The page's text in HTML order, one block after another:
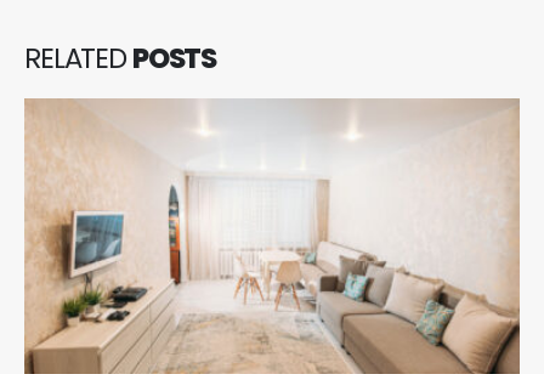
RELATEDPOSTS